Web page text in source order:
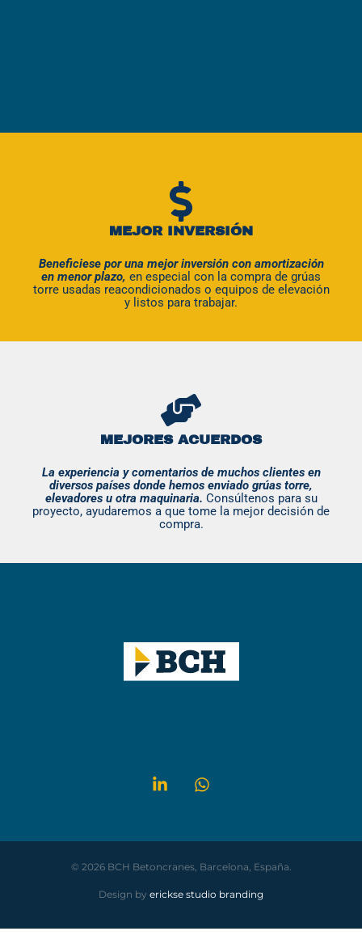
MEJOR INVERSIÓN
Beneficiese por una mejor inversión con amortización
en menor plazo, en especial con la compra de grúas
torre usadas reacondicionados o equipos de elevación
y listos para trabajar.
MEJORES ACUERDOS
La experiencia y comentarios de muchos clientes en
diversos países donde hemos enviado grúas torre,
elevadores u otra maquinaria. Consúltenos para su
proyecto, ayudaremos a que tome la mejor decisión de
compra.
© 2026 BCH Betoncranes, Barcelona, España.
Design by erickse studio branding